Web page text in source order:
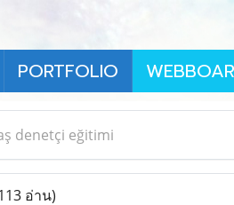
PORTFOLIO
denetçi eğitimi
อ่าน)